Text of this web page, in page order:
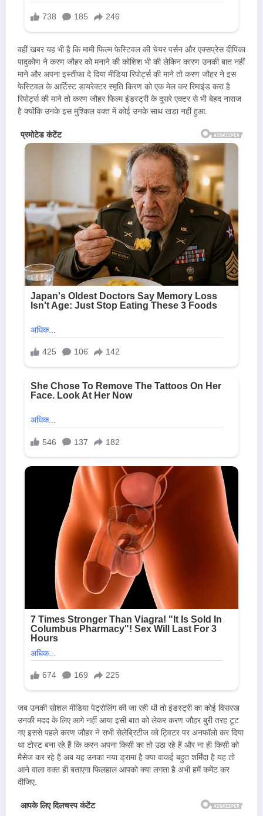
वहीं खबर यह भी है कि मामी फिल्म फेस्टिवल की चेयर पर्सन और एक्सप्रेस दीपिका
पादुकोण ने करण जौहर को मनाने की कोशिश भी की लेकिन कारण उनकी बात नहीं
माने और अपना इस्तीफा दे दिया मीडिया रिपोर्ट्स की माने तो करण जौहर ने इस
फेस्टिवल के आर्टिस्ट डायरेक्टर स्मृति किरण को एक मेल कर रिमाइंड करा है
रिपोर्ट्स की माने तो करण जौहर फिल्म इंडस्ट्री के दूसरे एक्टर से भी बेहद नाराज
है क्योंकि उनके इस मुश्किल वक्त में कोई उनके साथ खड़ा नहीं हुआ.
जब उनकी सोशल मीडिया पेट्रोलिंग की जा रही थी तो इंडस्ट्री का कोई विसरख
उनकी मदद के लिए आगे नहीं आया इसी बात को लेकर करण जौहर बुरी तरह टूट
गए इससे पहले करण जौहर ने सभी सेलेब्रिटीज को ट्विटर पर अनफॉलो कर दिया
था टोस्ट बना रहे हैं कि करन अपना किसी का तो उठा रहे हैं और ना ही किसी को
मैसेज कर रहे हैं अब यह उनका नया ड्रामा है क्या वाकई बहुत शर्मिंदा है यह तो
आने वाला वक्त ही बताएगा फिलहाल आपको क्या लगता है अभी हमें कमेंट कर
दीजिए.